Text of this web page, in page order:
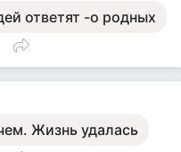
ответят -о родных
Жизнь удалась